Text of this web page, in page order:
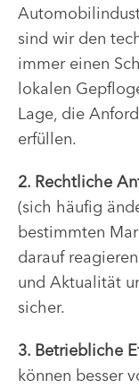
sind wir den
immer einen
lokalen
Lage, die
erfüllen.
2. Rechtliche
(sich häufig
bestimmten
darauf
und Aktualität
sicher.
3. Betriebliche
können besser